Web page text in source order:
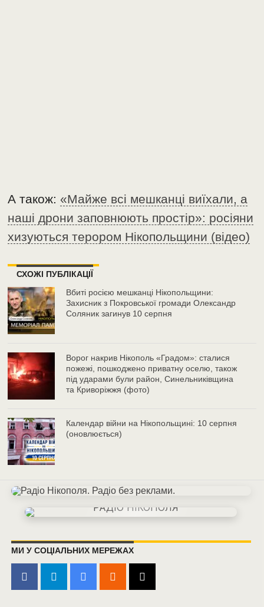
А також:«Майже всі мешканці виїхали, а
наші дрони заповнюють простір»: росіяни
хизуються терором Нікопольщини (відео)
СХОЖІ ПУБЛІКАЦІЇ
Вбиті росією мешканці Нікопольщини:
Захисник з Покровської громади Олександр
Соляник загинув 10 серпня
Ворог накрив Нікополь «Градом»: сталися
пожежі, пошкоджено приватну оселю, також
під ударами були район, Синельниківщина
та Криворіжжя (фото)
Календар війни на Нікопольщині: 10 серпня
(оновлюється)
МИ У СОЦІАЛЬНИХ МЕРЕЖАХ